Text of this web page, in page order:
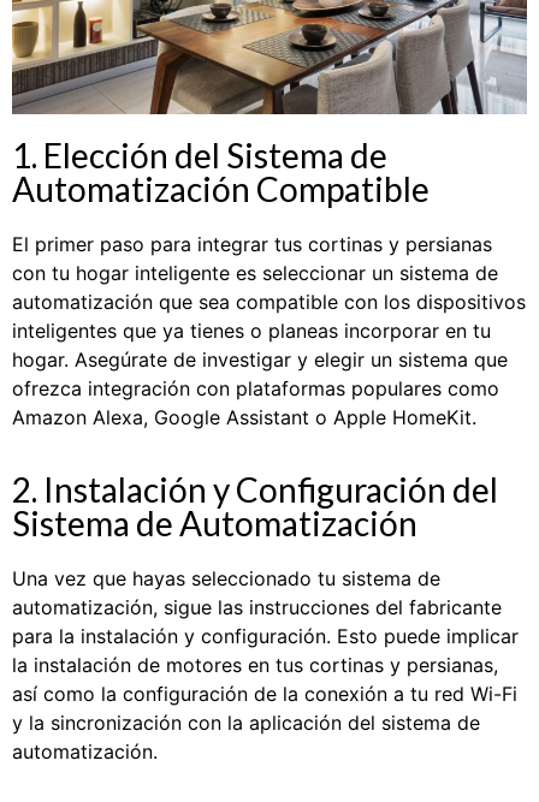
1. Elección del Sistema de
Automatización Compatible
El primer paso para integrar tus cortinas y persianas
con tu hogar inteligente es seleccionar un sistema de
automatización que sea compatible con los dispositivos
inteligentes que ya tienes o planeas incorporar en tu
hogar. Asegúrate de investigar y elegir un sistema que
ofrezca integración con plataformas populares como
Amazon Alexa, Google Assistant o Apple HomeKit.
2. Instalación y Configuración del
Sistema de Automatización
Una vez que hayas seleccionado tu sistema de
automatización, sigue las instrucciones del fabricante
para la instalación y configuración. Esto puede implicar
la instalación de motores en tus cortinas y persianas,
así como la configuración de la conexión a tu red Wi-Fi
y la sincronización con la aplicación del sistema de
automatización.